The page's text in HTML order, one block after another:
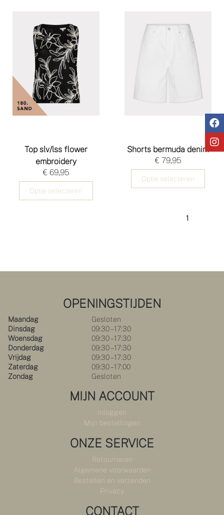
Top slv/lss flower
embroidery
€ 69,95
Optie selecteren
Shorts bermuda denim
€ 79,95
Optie selecteren
1
OPENINGSTIJDEN
Maandag
Gesloten
Dinsdag
09:30 – 17:30
Woensdag
09:30 – 17:30
Donderdag
09:30 – 17:30
Vrijdag
09:30 – 17:30
Zaterdag
09:30 – 17:00
Zondag
Gesloten
MIJN ACCOUNT
Inloggen
Mijn bestellingen
ONZE SERVICE
Retourneren
Algemene voorwaarden
Bestellen en verzenden
Privacy
CONTACT